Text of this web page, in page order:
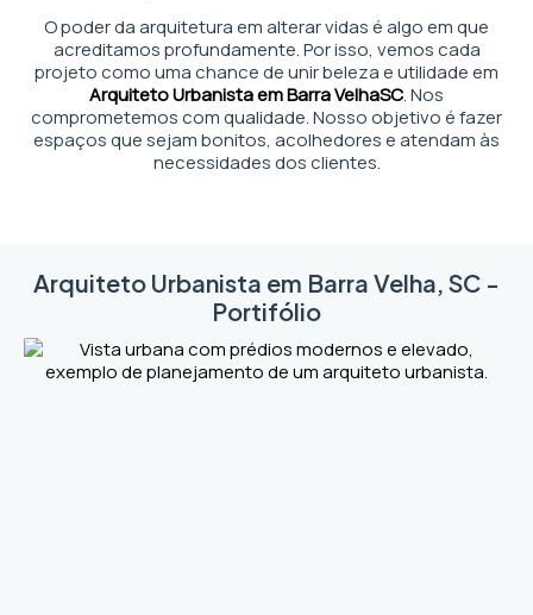
O poder da arquitetura em alterar vidas é algo em que
acreditamos profundamente. Por isso, vemos cada
projeto como uma chance de unir beleza e utilidade em
Arquiteto Urbanista em Barra VelhaSC. Nos
comprometemos com qualidade. Nosso objetivo é fazer
espaços que sejam bonitos, acolhedores e atendam às
necessidades dos clientes.
Arquiteto Urbanista em Barra Velha, SC -
Portifólio